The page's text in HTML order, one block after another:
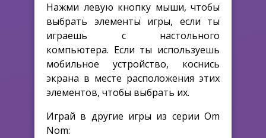
Нажми левую кнопку мыши, чтобы
выбрать элементы игры, если ты
играешь с настольного
компьютера. Если ты используешь
мобильное устройство, коснись
экрана в месте расположения этих
элементов, чтобы выбрать их.
Играй в другие игры из серии Om
Nom: